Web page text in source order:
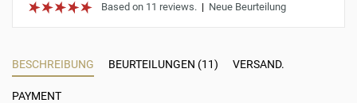
Based on 11 reviews. | Neue Beurteilung
BESCHREIBUNG BEURTEILUNGEN (11) VERSAND.
PAYMENT